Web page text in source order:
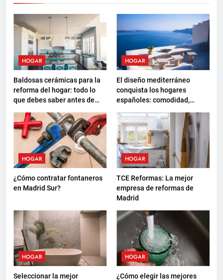
HOGAR
Baldosas cerámicas para la
reforma del hogar: todo lo
que debes saber antes de
HOGAR
El diseño mediterráneo
conquista los hogares
españoles: comodidad,
formas de descanso
HOGAR
¿Cómo contratar fontaneros
en Madrid Sur?
HOGAR
TCE Reformas: La mejor
empresa de reformas de
Madrid
HOGAR
Seleccionar la mejor
HOGAR
¿Cómo elegir las mejores